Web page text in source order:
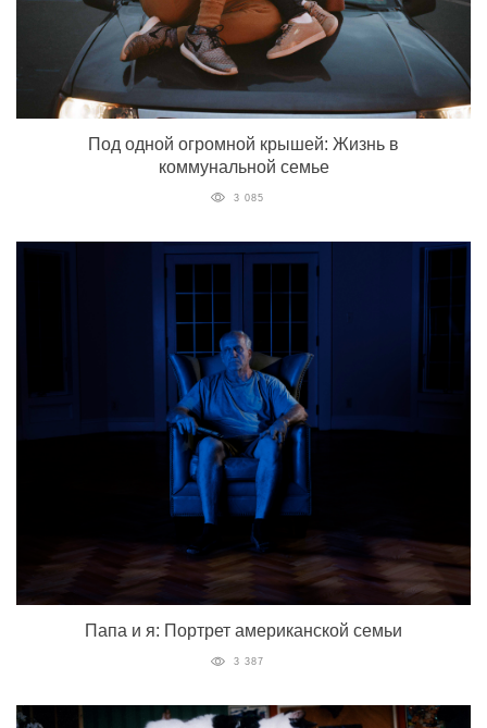
Под одной огромной крышей: Жизнь в
коммунальной семье
3 085
Папа и я: Портрет американской семьи
3 387